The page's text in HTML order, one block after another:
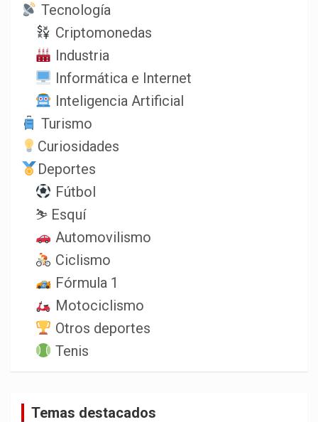
Tecnología
Criptomonedas
Industria
Informática e Internet
Inteligencia Artificial
Turismo
Curiosidades
Deportes
Fútbol
⛷️ Esquí
Automovilismo
Ciclismo
Fórmula 1
Motociclismo
Otros deportes
Tenis
Temas destacados